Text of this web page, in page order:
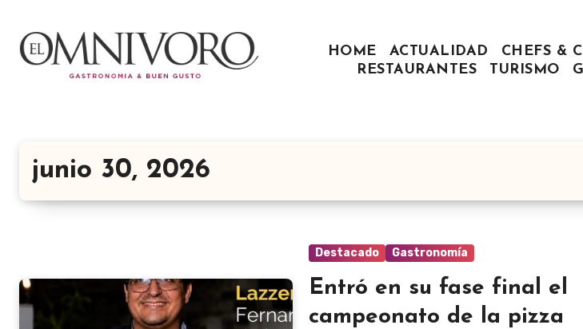
contenido
HOME ACTUALIDAD CHEFS &
RESTAURANTES
TURISMO
junio 30, 2026
Destacado Gastronomía
Entró en su fase final el
campeonato de la pizza